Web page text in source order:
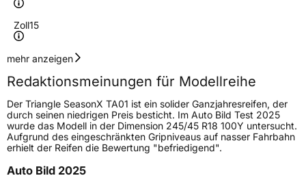
Zoll15
Geschwindigkeitsindex
Höchstgeschwindigkeit
210 km/h
Lastindex86
Höchstlast530 kg
Gewicht (in kg)8,32 kg
mehr anzeigen
Redaktionsmeinungen für Modellreihe
Der Triangle SeasonX TA01 ist ein solider Ganzjahresreifen, der
durch seinen niedrigen Preis besticht. Im Auto Bild Test 2025
wurde das Modell in der Dimension 245/45 R18 100Y untersucht.
Aufgrund des eingeschränkten Gripniveaus auf nasser Fahrbahn
erhielt der Reifen die Bewertung "befriedigend".
Auto Bild 2025